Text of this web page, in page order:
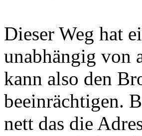
Dieser Weg hat
unabhängig von
kann also den
beeinrächtigen.
nett das die